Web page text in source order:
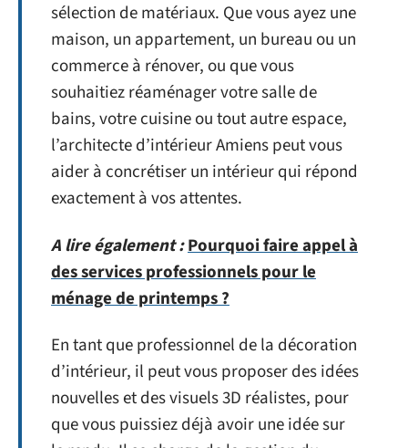
sélection de matériaux. Que vous ayez une
maison, un appartement, un bureau ou un
commerce à rénover, ou que vous
souhaitiez réaménager votre salle de
bains, votre cuisine ou tout autre espace,
l’architecte d’intérieur Amiens peut vous
aider à concrétiser un intérieur qui répond
exactement à vos attentes.
A lire également :Pourquoi faire appel à
des services professionnels pour le
ménage de printemps ?
En tant que professionnel de la décoration
d’intérieur, il peut vous proposer des idées
nouvelles et des visuels 3D réalistes, pour
que vous puissiez déjà avoir une idée sur